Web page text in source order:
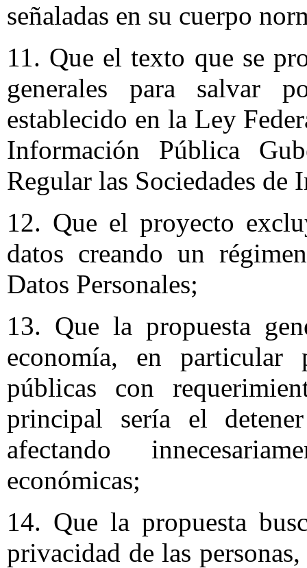
señaladas en su cuerpo
11. Que el texto que se
generales para salvar
establecido en la Ley
Información Pública
Regular las Sociedades
12. Que el proyecto
datos creando un
Datos Personales;
13. Que la propuesta
economía, en particular
públicas con
principal sería el
afectando
económicas;
14. Que la propuesta
privacidad de las